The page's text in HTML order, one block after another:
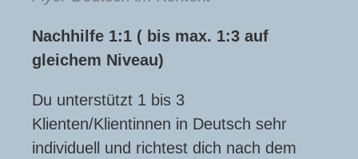
Nachhilfe 1:1 ( bis max. 1:3 auf
gleichem Niveau)
Du unterstützt 1 bis 3
Klienten/Klientinnen in Deutsch sehr
individuell und richtest dich nach dem